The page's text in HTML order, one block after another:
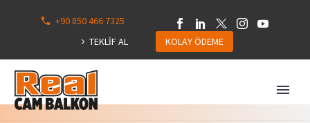
+90 850 466 7325
TEKLİF AL
KOLAY ÖDEME
113
Hepsini
Göster